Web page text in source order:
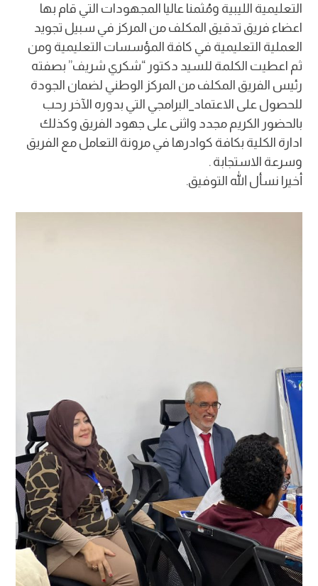
التعليمية الليبية ومُثمنا عاليا المجهودات التي قام بها
اعضاء فريق تدقيق المكلف من المركز في سبيل تجويد
العملية التعليمية في كافة المؤسسات التعليمية ومن
ثم اعطيت الكلمة للسيد دكتور “شكري شريف” بصفته
رئيس الفريق المكلف من المركز الوطني لضمان الجودة
للحصول على الاعتماد_البرامجي التي بدوره الآخر رحب
بالحضور الكريم مجدد واثنى على جهود الفريق وكذلك
ادارة الكلية بكافة كوادرها في مرونة التعامل مع الفريق
وسرعة الاستجابة .
أخيرا نسأل الله التوفيق.